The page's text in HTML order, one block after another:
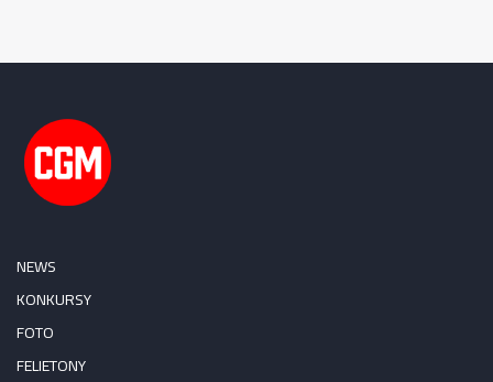
NEWS
KONKURSY
FOTO
FELIETONY